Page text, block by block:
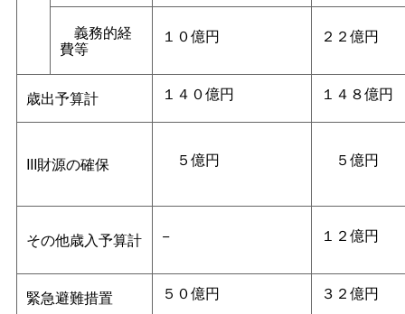
義務的経
費等
１０億円 ２２億円
歳出予算計 １４０億円 １４８億円
III財源の確保 ５億円 ５億円
その他歳入予算計 − １２億円
緊急避難措置 ５０億円 ３２億円